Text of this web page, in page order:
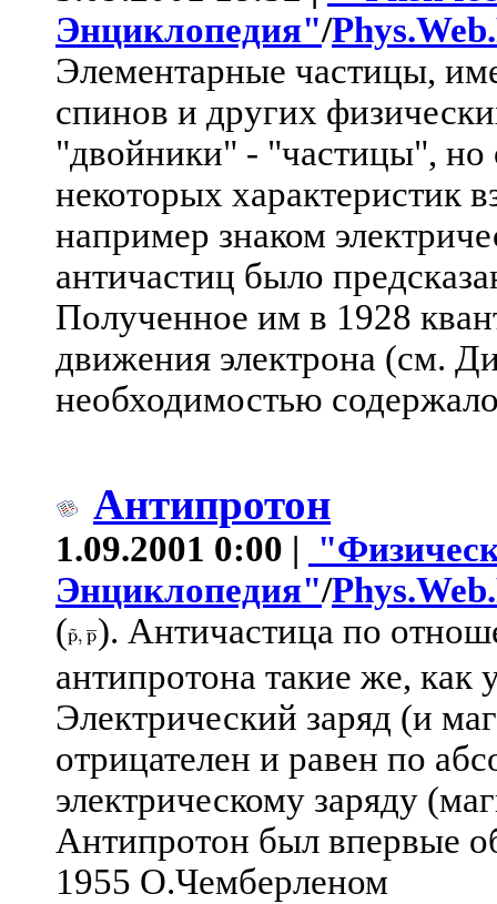
Энциклопедия"/
Элементарные частицы,
спинов и других
"двойники" - "частицы",
некоторых характеристик
например знаком
античастиц было
Полученное им в 1928
движения электрона (см.
необходимостью
Антипротон
1.09.2001 0:00 |
Энциклопедия"/
(
). Античастица по
антипротона такие же,
Электрический заряд (и
отрицателен и равен по
электрическому заряду
Антипротон был впервые
1955 О.Чемберленом